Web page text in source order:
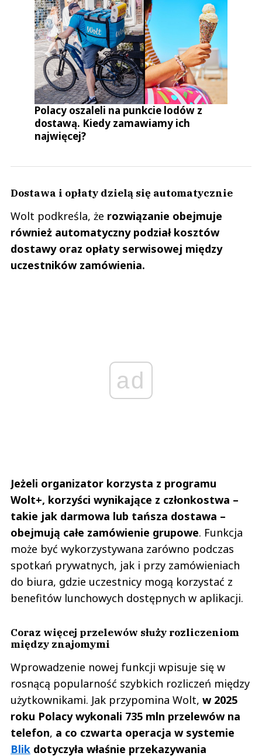
Polacy oszaleli na punkcie lodów z
dostawą. Kiedy zamawiamy ich
najwięcej?
Dostawa i opłaty dzielą się automatycznie
Wolt podkreśla, że rozwiązanie obejmuje
również automatyczny podział kosztów
dostawy oraz opłaty serwisowej między
uczestników zamówienia.
ad
Jeżeli organizator korzysta z programu
Wolt+, korzyści wynikające z członkostwa –
takie jak darmowa lub tańsza dostawa –
obejmują całe zamówienie grupowe. Funkcja
może być wykorzystywana zarówno podczas
spotkań prywatnych, jak i przy zamówieniach
do biura, gdzie uczestnicy mogą korzystać z
benefitów lunchowych dostępnych w aplikacji.
Coraz więcej przelewów służy rozliczeniom
między znajomymi
Wprowadzenie nowej funkcji wpisuje się w
rosnącą popularność szybkich rozliczeń między
użytkownikami. Jak przypomina Wolt, w 2025
roku Polacy wykonali 735 mln przelewów na
telefon, a co czwarta operacja w systemie
Blik dotyczyła właśnie przekazywania